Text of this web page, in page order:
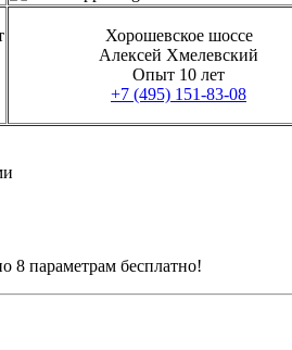
Хорошевское шоссе
Алексей Хмелевский
Опыт 10 лет
+7 (495) 151-83-08
8 параметрам бесплатно!